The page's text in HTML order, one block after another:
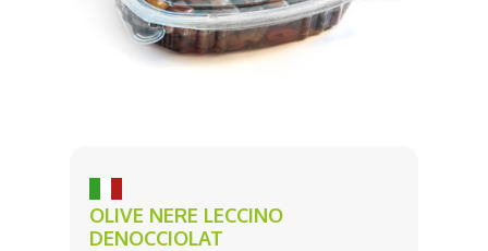
OLIVE NERE LECCINO
DENOCCIOLAT